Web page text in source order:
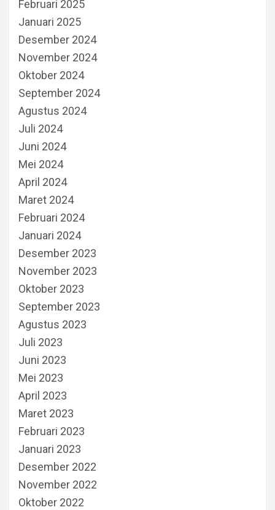
Februari 2025
Januari 2025
Desember 2024
November 2024
Oktober 2024
September 2024
Agustus 2024
Juli 2024
Juni 2024
Mei 2024
April 2024
Maret 2024
Februari 2024
Januari 2024
Desember 2023
November 2023
Oktober 2023
September 2023
Agustus 2023
Juli 2023
Juni 2023
Mei 2023
April 2023
Maret 2023
Februari 2023
Januari 2023
Desember 2022
November 2022
Oktober 2022